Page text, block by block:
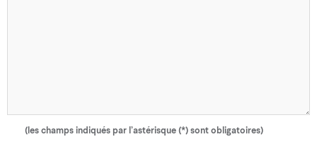
(les champs indiqués par l’astérisque (*) sont obligatoires)